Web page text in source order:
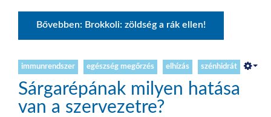
Bővebben: Brokkoli: zöldség a rák ellen!
immunrendszer egészség megőrzés elhízás szénhidrát
Sárgarépának milyen hatása
van a szervezetre?